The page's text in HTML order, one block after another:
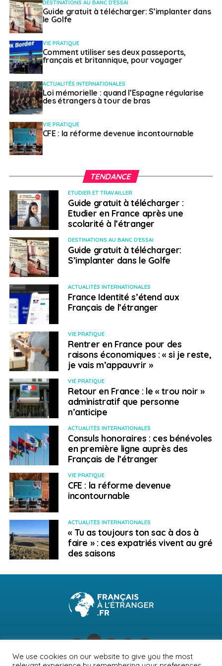
SUJETS ASSOCIÉS: EMPLOI
A SUIVRE
Rapport annuel d’activités 2023 de l’Agence
Erasmus + France/éducation-formation
NE RATEZ PAS
Réseau d’associations Flam : la promotion du
français comme langue maternelle à travers le
monde
Français à l'étranger
DESTINATIONS AU BANC D'ESSAI
Guide gratuit à télécharger: S’implanter dans
le Golfe
VIE PRATIQUE
Comment utiliser ses deux passeports,
français et britannique, pour voyager
ACTUALITÉS INTERNATIONALES
Loi mémorielle : quand l’Espagne régularise
des étrangers à tour de bras
VIE PRATIQUE
CFE : la réforme devenue incontournable
TENDANCE
ETUDIER ET TRAVAILLER
Guide gratuit à télécharger :
Etudier en France après une
scolarité à l’étranger
DESTINATIONS AU BANC D'ESSAI
Guide gratuit à télécharger:
S’implanter dans le Golfe
ACTUALITÉS INTERNATIONALES
France Identité s’étend aux
Français de l’étranger
VIE PRATIQUE
Rentrer en France pour des
raisons économiques : « si je reste,
je vais m’appauvrir »
VIE PRATIQUE
Retour en France : le « trou noir »
administratif que personne
n’anticipe
ACTUALITÉS INTERNATIONALES
Consuls honoraires : ces bénévoles
en première ligne auprès des
Français de l’étranger
VIE PRATIQUE
CFE : la réforme devenue
incontournable
ACTUALITÉS INTERNATIONALES
« Tu as toujours ton sac à dos à
faire » : ces expatriés vivent au gré
des saisons
We use cookies on our website to give you the most